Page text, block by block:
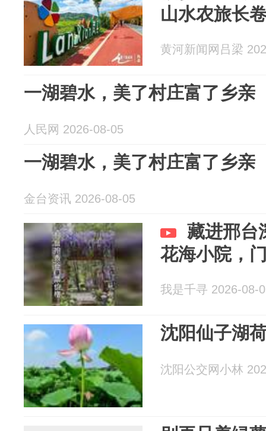
山水农旅长
黄河新闻网吕梁
一湖碧水，美了村庄富了乡亲
人民网 2026-08-05
一湖碧水，美了村庄富了乡亲
金台资讯 2026-08-05
藏进邢台
花海小院，
我是千寻 2026-08-
沈阳仙子湖
沈阳公交网小林